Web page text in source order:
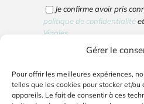
Gérer le
Pour offrir les meilleures expériences,
telles que les cookies pour stocker et/
appareils. Le fait de consentir à ces
Je confirme avoir pris
politique de confidentialité
légales.
et activer ce